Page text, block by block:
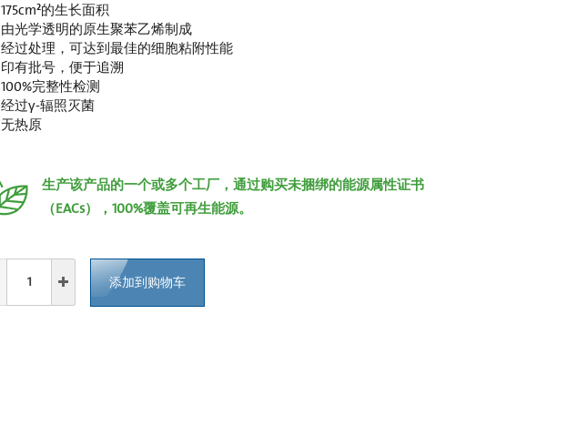
175cm²的生长面积
由光学透明的原生聚苯乙烯制成
经过处理，可达到最佳的细胞粘附性能
印有批号，便于追溯
100%完整性检测
经过γ-辐照灭菌
无热原
生产该产品的一个或多个工厂，通过购买未捆绑的能源属性证书
（EACs），100%覆盖可再生能源。
添加到购物车